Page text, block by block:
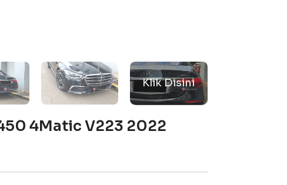
4Matic V223 2022